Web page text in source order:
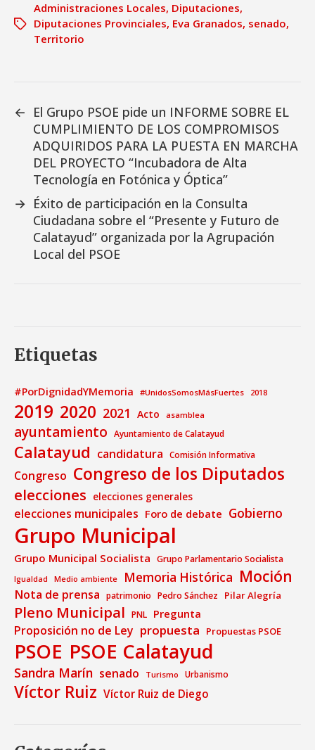
Administraciones Locales, Diputaciones,
Diputaciones Provinciales, Eva Granados, senado,
Territorio
← El Grupo PSOE pide un INFORME SOBRE EL
CUMPLIMIENTO DE LOS COMPROMISOS
ADQUIRIDOS PARA LA PUESTA EN MARCHA
DEL PROYECTO “Incubadora de Alta
Tecnología en Fotónica y Óptica”
→ Éxito de participación en la Consulta
Ciudadana sobre el “Presente y Futuro de
Calatayud” organizada por la Agrupación
Local del PSOE
Etiquetas
#PorDignidadYMemoria #UnidosSomosMásFuertes 2018
2019 2020 2021 Acto asamblea
ayuntamiento Ayuntamiento de Calatayud
Calatayud candidatura Comisión Informativa
Congreso Congreso de los Diputados
elecciones elecciones generales
elecciones municipales Foro de debate Gobierno
Grupo Municipal
Grupo Municipal Socialista Grupo Parlamentario Socialista
Igualdad Medio ambiente Memoria Histórica Moción
Nota de prensa patrimonio Pedro Sánchez Pilar Alegría
Pleno Municipal PNL Pregunta
Proposición no de Ley propuesta Propuestas PSOE
PSOE PSOE Calatayud
Sandra Marín senado Turismo Urbanismo
Víctor Ruiz Víctor Ruiz de Diego